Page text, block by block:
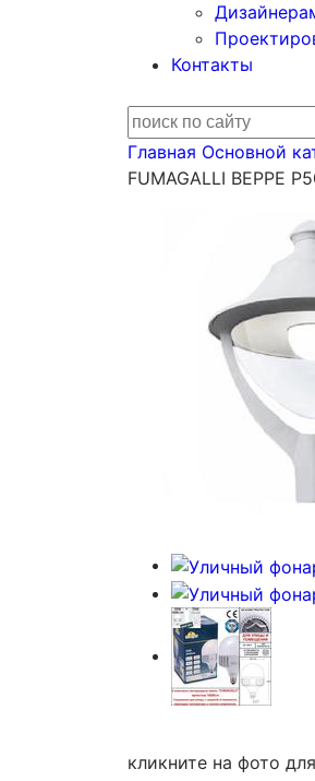
Контакты
Главная Основной
FUMAGALLI BEPPE
кликните на фото